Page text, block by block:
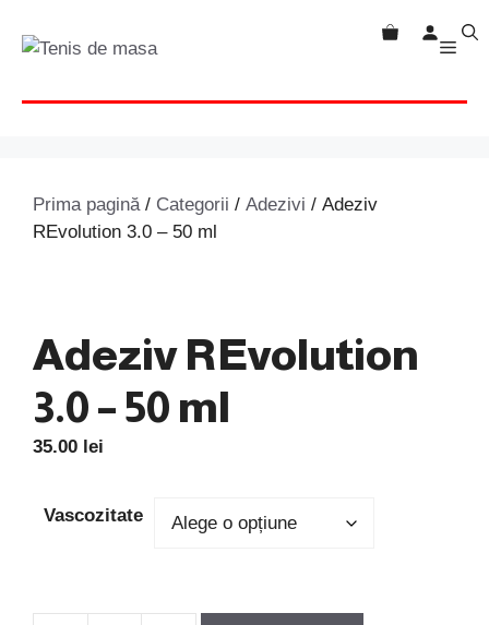
Prima pagină/ Categorii / Adezivi / Adeziv
REvolution 3.0 – 50 ml
Adeziv REvolution
3.0 – 50 ml
35.00 lei
Vascozitate